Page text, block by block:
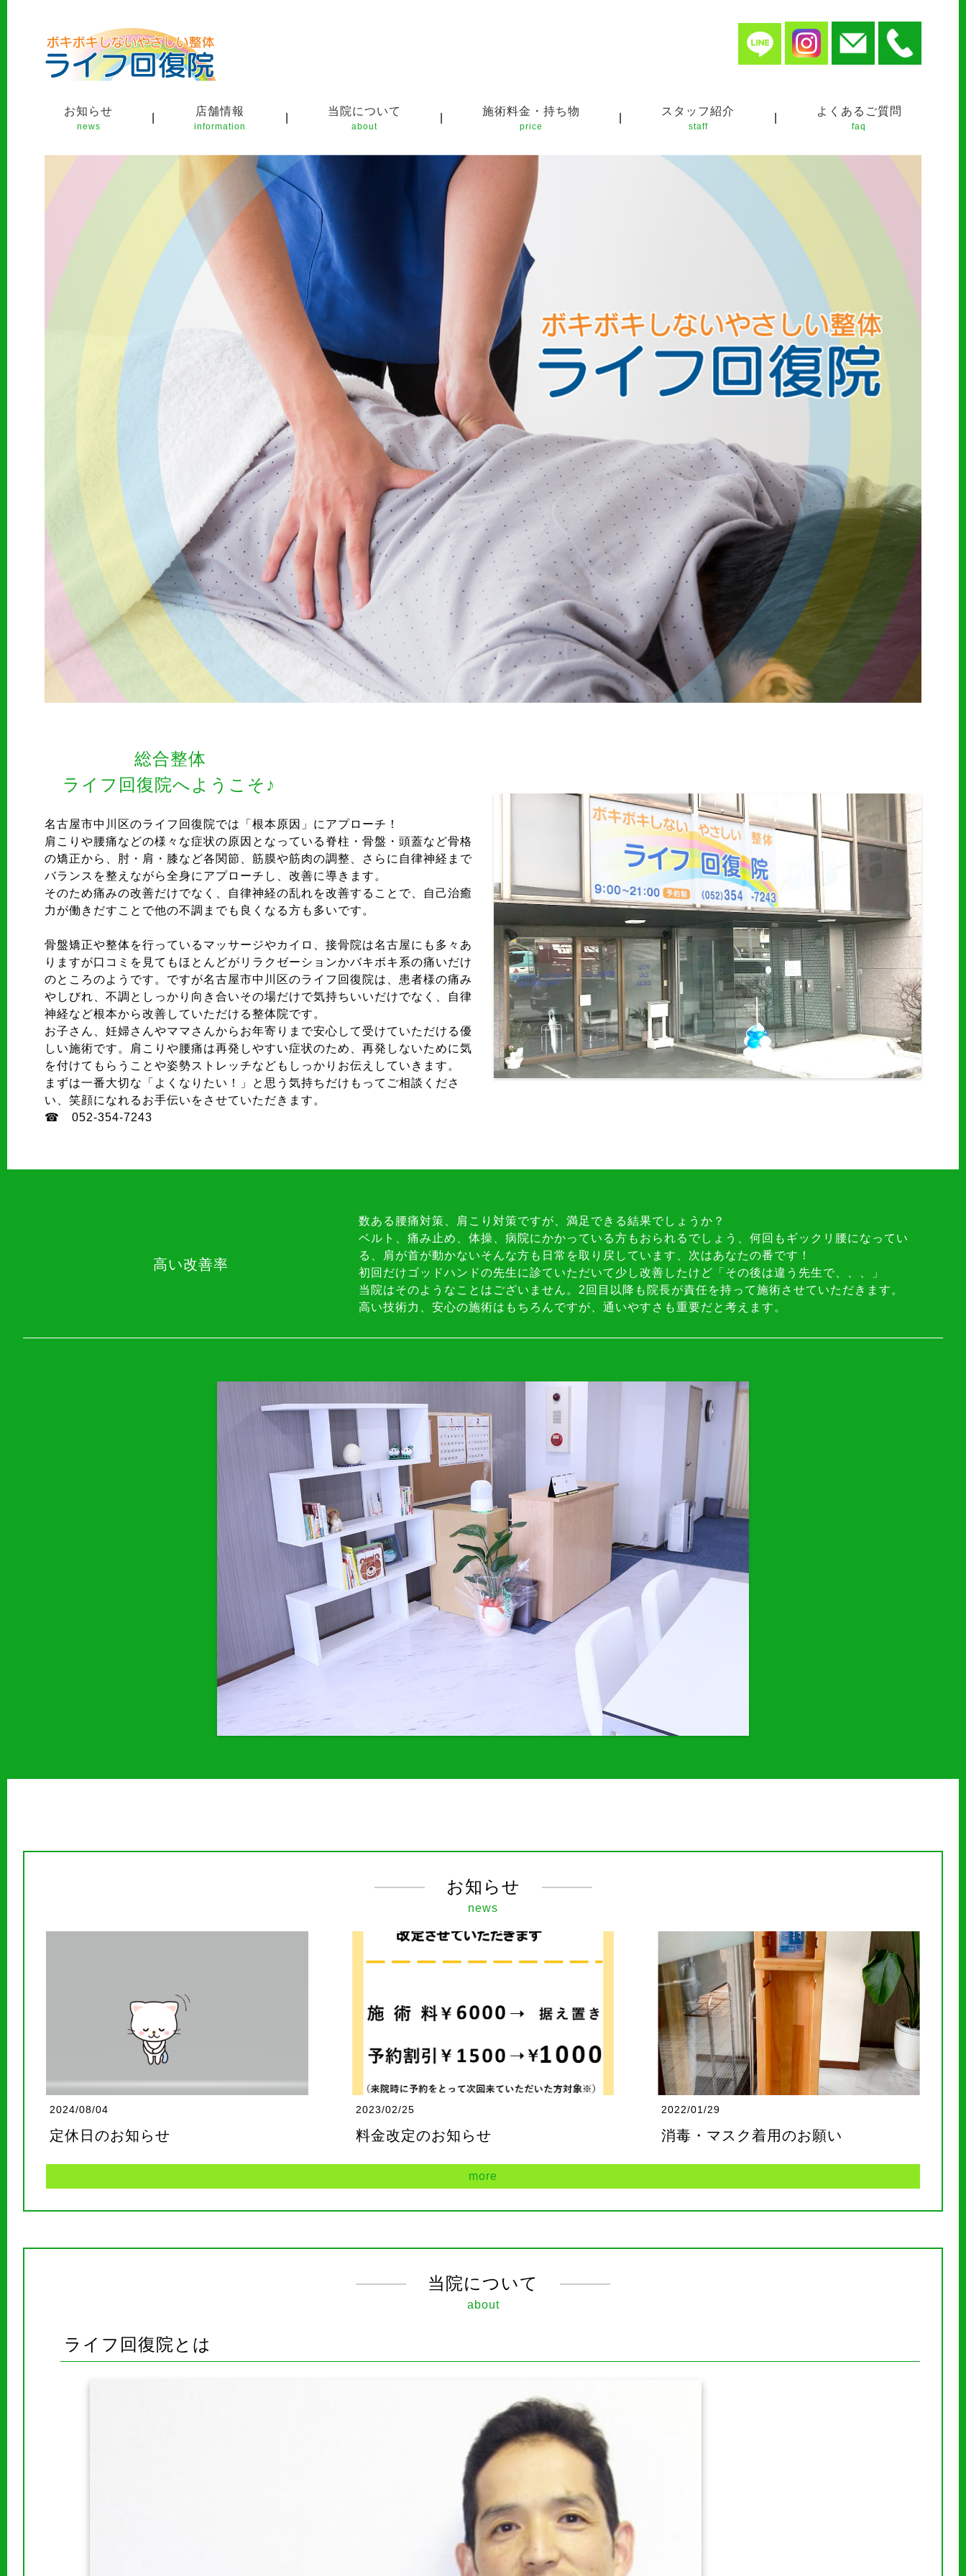
お知らせ
news
店舗情報
information
当院について
about
施術料金・持ち物
price
スタッフ紹介
staff
よくあるご質問
faq
総合整体
ライフ回復院へようこそ♪
名古屋市中川区のライフ回復院では「根本原因」にアプローチ！
肩こりや腰痛などの様々な症状の原因となっている脊柱・骨盤・頭蓋など骨格
の矯正から、肘・肩・膝など各関節、筋膜や筋肉の調整、さらに自律神経まで
バランスを整えながら全身にアプローチし、改善に導きます。
そのため痛みの改善だけでなく、自律神経の乱れを改善することで、自己治癒
力が働きだすことで他の不調までも良くなる方も多いです。
骨盤矯正や整体を行っているマッサージやカイロ、接骨院は名古屋にも多々あ
りますが口コミを見てもほとんどがリラクゼーションかバキボキ系の痛いだけ
のところのようです。ですが名古屋市中川区のライフ回復院は、患者様の痛み
やしびれ、不調としっかり向き合いその場だけで気持ちいいだけでなく、自律
神経など根本から改善していただける整体院です。
お子さん、妊婦さんやママさんからお年寄りまで安心して受けていただける優
しい施術です。肩こりや腰痛は再発しやすい症状のため、再発しないために気
を付けてもらうことや姿勢ストレッチなどもしっかりお伝えしていきます。
まずは一番大切な「よくなりたい！」と思う気持ちだけもってご相談くださ
い、笑顔になれるお手伝いをさせていただきます。
☎ 052-354-7243
高い改善率
数ある腰痛対策、肩こり対策ですが、満足できる結果でしょうか？
ベルト、痛み止め、体操、病院にかかっている方もおられるでしょう、何回もギックリ腰になってい
る、肩が首が動かないそんな方も日常を取り戻しています、次はあなたの番です！
初回だけゴッドハンドの先生に診ていただいて少し改善したけど「その後は違う先生で、、、」
当院はそのようなことはございません。2回目以降も院長が責任を持って施術させていただきます。
高い技術力、安心の施術はもちろんですが、通いやすさも重要だと考えます。
お知らせ
news
2024/08/04
定休日のお知らせ
2023/02/25
料金改定のお知らせ
2022/01/29
消毒・マスク着用のお願い
more
当院について
about
ライフ回復院とは